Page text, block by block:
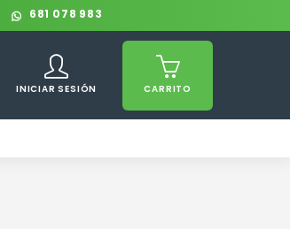
681 078 983
INICIAR SESIÓN CARRITO